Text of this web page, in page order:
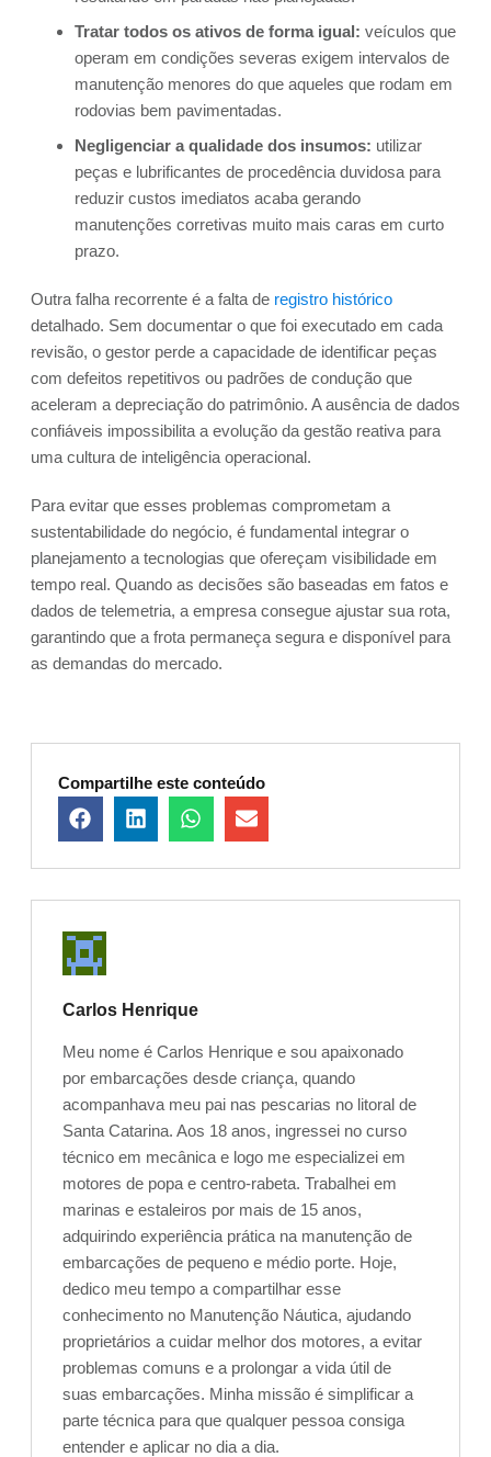
Tratar todos os ativos de forma igual: veículos que
operam em condições severas exigem intervalos de
manutenção menores do que aqueles que rodam em
rodovias bem pavimentadas.
Negligenciar a qualidade dos insumos: utilizar
peças e lubrificantes de procedência duvidosa para
reduzir custos imediatos acaba gerando
manutenções corretivas muito mais caras em curto
prazo.
Outra falha recorrente é a falta de registro histórico
detalhado. Sem documentar o que foi executado em cada
revisão, o gestor perde a capacidade de identificar peças
com defeitos repetitivos ou padrões de condução que
aceleram a depreciação do patrimônio. A ausência de dados
confiáveis impossibilita a evolução da gestão reativa para
uma cultura de inteligência operacional.
Para evitar que esses problemas comprometam a
sustentabilidade do negócio, é fundamental integrar o
planejamento a tecnologias que ofereçam visibilidade em
tempo real. Quando as decisões são baseadas em fatos e
dados de telemetria, a empresa consegue ajustar sua rota,
garantindo que a frota permaneça segura e disponível para
as demandas do mercado.
Compartilhe este conteúdo
Carlos Henrique
Meu nome é Carlos Henrique e sou apaixonado
por embarcações desde criança, quando
acompanhava meu pai nas pescarias no litoral de
Santa Catarina. Aos 18 anos, ingressei no curso
técnico em mecânica e logo me especializei em
motores de popa e centro-rabeta. Trabalhei em
marinas e estaleiros por mais de 15 anos,
adquirindo experiência prática na manutenção de
embarcações de pequeno e médio porte. Hoje,
dedico meu tempo a compartilhar esse
conhecimento no Manutenção Náutica, ajudando
proprietários a cuidar melhor dos motores, a evitar
problemas comuns e a prolongar a vida útil de
suas embarcações. Minha missão é simplificar a
parte técnica para que qualquer pessoa consiga
entender e aplicar no dia a dia.